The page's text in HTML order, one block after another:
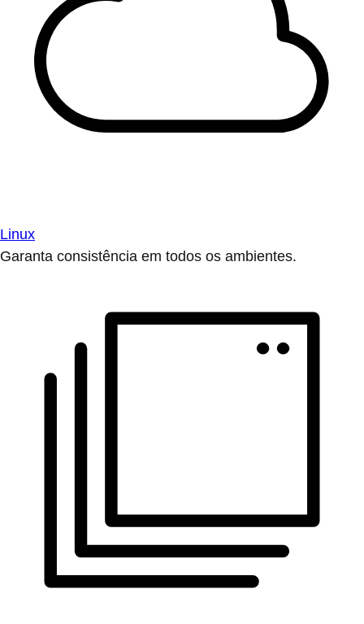
Linux
Garanta consistência em todos os ambientes.